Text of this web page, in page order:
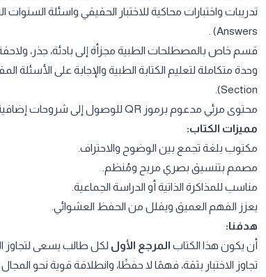
Answers) .
قسم خاص بالمصطلحات الطبية مجزأة إلى بادئة، جذر،
Section).
محتوى مرئي مدعوم برموز QR للوصول إلى شروحات إضافية.
مميزات الكتاب:
مكتوب بلغة تجمع بين الوضوح والاحتراف.
مصمم بتنسيق بصري مريح ومُنظم.
مناسب للمذاكرة الذاتية أو الدراسة الجماعية.
يعزز الفهم العميق ويقلل من الحفظ العشوائي.
هدفنا:
أن يكون هذا الكتاب المرجع الأول لكل طالب يسعى لتجاوز
تجاوز الاختبار بثقة، فهمًا لا حفظًا، وانطلاقة قوية نحو